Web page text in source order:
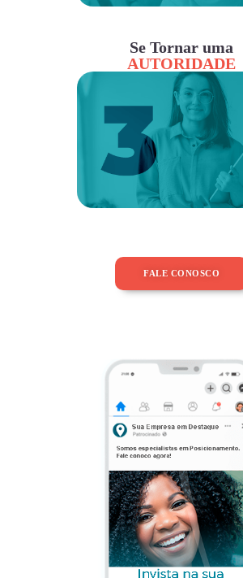
Se Tornar uma
AUTORIDADE
FALE CONOSCO